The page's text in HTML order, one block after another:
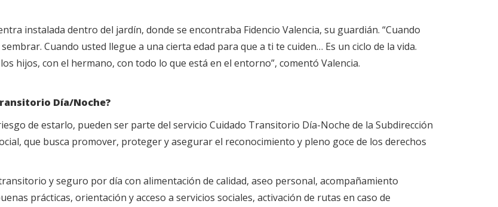
instalada dentro del jardín, donde se encontraba Fidencio Valencia, su guardián. “Cuando
Cuando usted llegue a una cierta edad para que a ti te cuiden… Es un ciclo de la vida.
hijos, con el hermano, con todo lo que está en el entorno”, comentó Valencia.
Día/Noche?
de estarlo, pueden ser parte del servicio Cuidado Transitorio Día-Noche de la Subdirección
que busca promover, proteger y asegurar el reconocimiento y pleno goce de los derechos
y seguro por día con alimentación de calidad, aseo personal, acompañamiento
prácticas, orientación y acceso a servicios sociales, activación de rutas en caso de